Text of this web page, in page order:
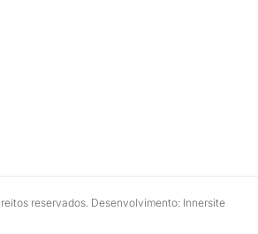
reservados. Desenvolvimento: Innersite